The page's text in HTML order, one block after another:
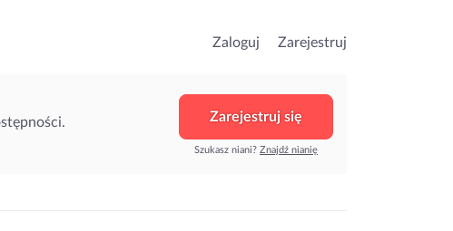
Zaloguj Zarejestruj
Zarejestruj się
Szukasz niani? Znajdź nianię